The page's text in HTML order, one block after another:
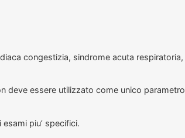
congestizia, sindrome acuta respiratoria,
deve essere utilizzato come unico parametro
piu’ specifici.